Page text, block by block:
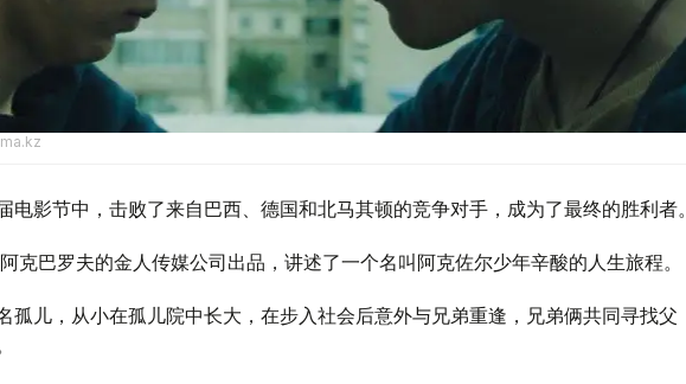
电影节中，击败了来自巴西、德国和北马其顿的竞争对手，成为了最终的胜利者。
阿克巴罗夫的金人传媒公司出品，讲述了一个名叫阿克佐尔少年辛酸的人生旅程。
孤儿，从小在孤儿院中长大，在步入社会后意外与兄弟重逢，兄弟俩共同寻找父